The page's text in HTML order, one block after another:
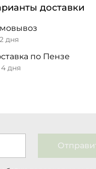
доставки
дня
по Пензе
4 дня